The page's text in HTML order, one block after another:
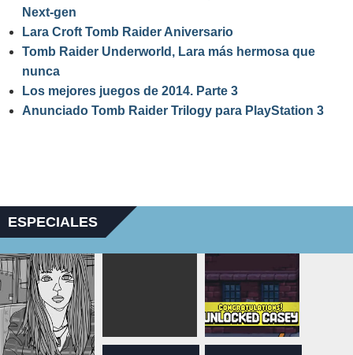
Next-gen
Lara Croft Tomb Raider Aniversario
Tomb Raider Underworld, Lara más hermosa que
nunca
Los mejores juegos de 2014. Parte 3
Anunciado Tomb Raider Trilogy para PlayStation 3
ESPECIALES